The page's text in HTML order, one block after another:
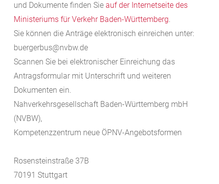
und Dokumente finden Sie auf der Internetseite des
Ministeriums für Verkehr Baden-Württemberg.
Sie können die Anträge elektronisch einreichen unter:
buergerbus@nvbw.de
Scannen Sie bei elektronischer Einreichung das
Antragsformular mit Unterschrift und weiteren
Dokumenten ein.
Nahverkehrsgesellschaft Baden-Württemberg mbH
(NVBW),
Kompetenzzentrum neue ÖPNV-Angebotsformen
Rosensteinstraße 37B
70191 Stuttgart